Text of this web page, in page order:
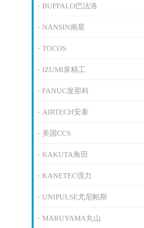
BUFFALO巴法洛
NANSIN南星
TOCOS
IZUMI泉精工
FANUC发那科
AIRTECH安泰
美国CCS
KAKUTA角田
KANETEC强力
UNIPULSE尤尼帕斯
MARUYAMA丸山